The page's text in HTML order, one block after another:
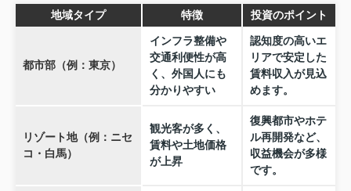
地域タイプ 特徴 投資のポイント
都市部（例：東京）
インフラ整備や
交通利便性が高
く、外国人にも
分かりやすい
認知度の高いエ
リアで安定した
賃料収入が見込
めます。
リゾート地（例：ニセ
コ・白馬）
観光客が多く、
賃料や土地価格
が上昇
復興都市やホテ
ル再開発など、
収益機会が多様
です。